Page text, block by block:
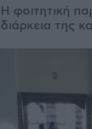
Η φοιτητική
διάρκεια της